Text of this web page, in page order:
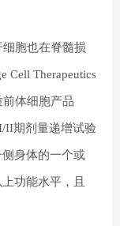
细胞也在脊髓损
Cell Therapeutics
体细胞产品
II期剂量递增试验
身体的一个或
功能水平，且